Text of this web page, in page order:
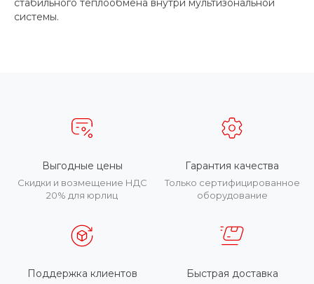
стабильного теплообмена внутри мультизональной
системы.
Выгодные цены
Скидки и возмещение НДС
20% для юрлиц
Гарантия качества
Только сертифицированное
оборудование
Поддержка клиентов Быстрая доставка